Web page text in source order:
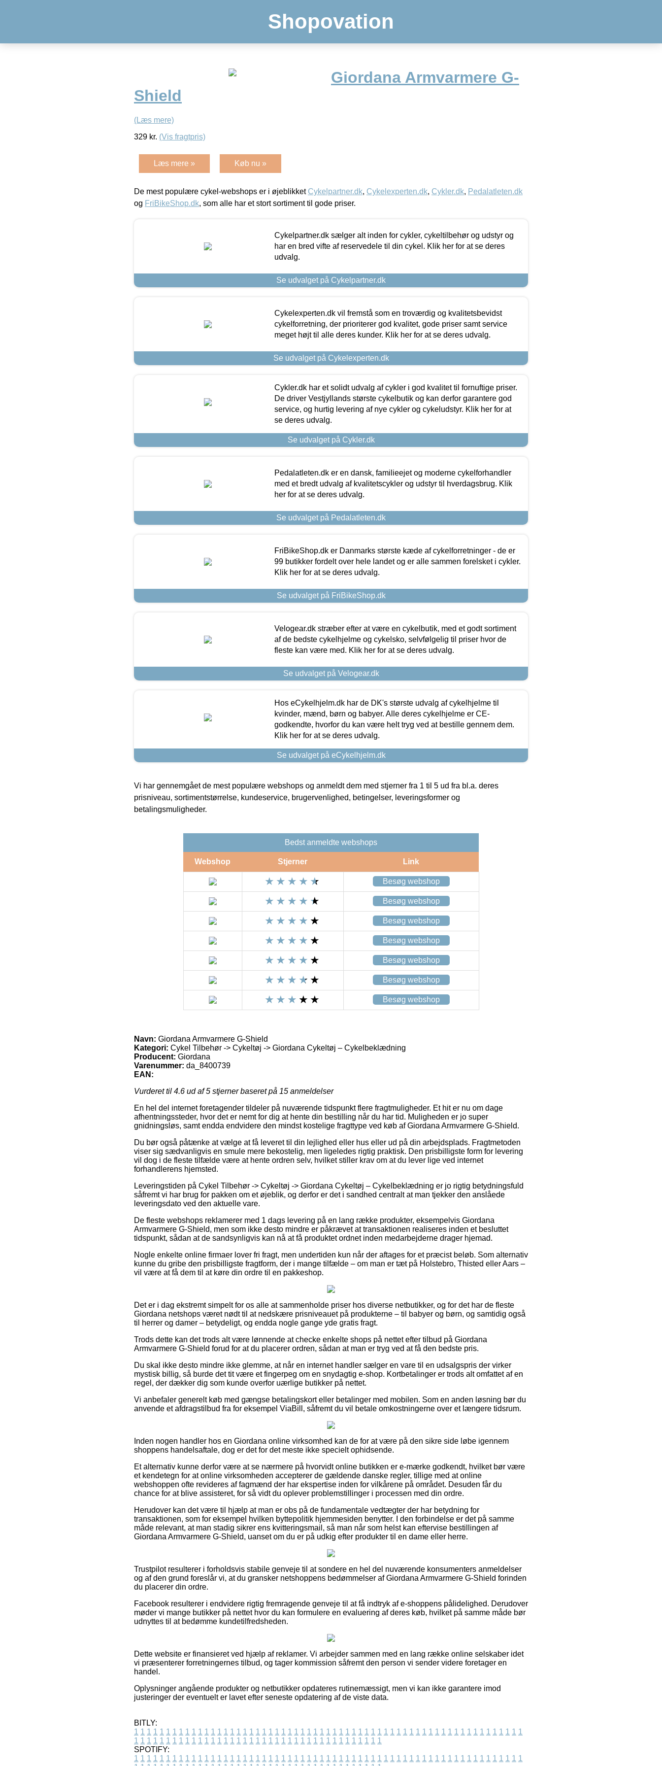
Shopovation
Giordana Armvarmere G-
Shield
(Læs mere)
329 kr. (Vis fragtpris)
Læs mere » Køb nu »
De mest populære cykel-webshops er i øjeblikket Cykelpartner.dk, Cykelexperten.dk, Cykler.dk, Pedalatleten.dk
og FriBikeShop.dk, som alle har et stort sortiment til gode priser.
Cykelpartner.dk sælger alt inden for cykler, cykeltilbehør og udstyr og
har en bred vifte af reservedele til din cykel. Klik her for at se deres
udvalg.
Se udvalget på Cykelpartner.dk
Cykelexperten.dk vil fremstå som en troværdig og kvalitetsbevidst
cykelforretning, der prioriterer god kvalitet, gode priser samt service
meget højt til alle deres kunder. Klik her for at se deres udvalg.
Se udvalget på Cykelexperten.dk
Cykler.dk har et solidt udvalg af cykler i god kvalitet til fornuftige priser.
De driver Vestjyllands største cykelbutik og kan derfor garantere god
service, og hurtig levering af nye cykler og cykeludstyr. Klik her for at
se deres udvalg.
Se udvalget på Cykler.dk
Pedalatleten.dk er en dansk, familieejet og moderne cykelforhandler
med et bredt udvalg af kvalitetscykler og udstyr til hverdagsbrug. Klik
her for at se deres udvalg.
Se udvalget på Pedalatleten.dk
FriBikeShop.dk er Danmarks største kæde af cykelforretninger - de er
99 butikker fordelt over hele landet og er alle sammen forelsket i cykler.
Klik her for at se deres udvalg.
Se udvalget på FriBikeShop.dk
Velogear.dk stræber efter at være en cykelbutik, med et godt sortiment
af de bedste cykelhjelme og cykelsko, selvfølgelig til priser hvor de
fleste kan være med. Klik her for at se deres udvalg.
Se udvalget på Velogear.dk
Hos eCykelhjelm.dk har de DK's største udvalg af cykelhjelme til
kvinder, mænd, børn og babyer. Alle deres cykelhjelme er CE-
godkendte, hvorfor du kan være helt tryg ved at bestille gennem dem.
Klik her for at se deres udvalg.
Se udvalget på eCykelhjelm.dk
Vi har gennemgået de mest populære webshops og anmeldt dem med stjerner fra 1 til 5 ud fra bl.a. deres
prisniveau, sortimentstørrelse, kundeservice, brugervenlighed, betingelser, leveringsformer og
betalingsmuligheder.
Bedst anmeldte webshops
Webshop Stjerner Link
Besøg webshop
Besøg webshop
Besøg webshop
Besøg webshop
Besøg webshop
Besøg webshop
Besøg webshop
Navn: Giordana Armvarmere G-Shield
Kategori: Cykel Tilbehør -> Cykeltøj -> Giordana Cykeltøj – Cykelbeklædning
Producent: Giordana
Varenummer: da_8400739
EAN:
Vurderet til 4.6 ud af 5 stjerner baseret på 15 anmeldelser
En hel del internet foretagender tildeler på nuværende tidspunkt flere fragtmuligheder. Et hit er nu om dage
afhentningssteder, hvor det er nemt for dig at hente din bestilling når du har tid. Muligheden er jo super
gnidningsløs, samt endda endvidere den mindst kostelige fragttype ved køb af Giordana Armvarmere G-Shield.
Du bør også påtænke at vælge at få leveret til din lejlighed eller hus eller ud på din arbejdsplads. Fragtmetoden
viser sig sædvanligvis en smule mere bekostelig, men ligeledes rigtig praktisk. Den prisbilligste form for levering
vil dog i de fleste tilfælde være at hente ordren selv, hvilket stiller krav om at du lever lige ved internet
forhandlerens hjemsted.
Leveringstiden på Cykel Tilbehør -> Cykeltøj -> Giordana Cykeltøj – Cykelbeklædning er jo rigtig betydningsfuld
såfremt vi har brug for pakken om et øjeblik, og derfor er det i sandhed centralt at man tjekker den anslåede
leveringsdato ved den aktuelle vare.
De fleste webshops reklamerer med 1 dags levering på en lang række produkter, eksempelvis Giordana
Armvarmere G-Shield, men som ikke desto mindre er påkrævet at transaktionen realiseres inden et besluttet
tidspunkt, sådan at de sandsynligvis kan nå at få produktet ordnet inden medarbejderne drager hjemad.
Nogle enkelte online firmaer lover fri fragt, men undertiden kun når der aftages for et præcist beløb. Som alternativ
kunne du gribe den prisbilligste fragtform, der i mange tilfælde – om man er tæt på Holstebro, Thisted eller Aars –
vil være at få dem til at køre din ordre til en pakkeshop.
Det er i dag ekstremt simpelt for os alle at sammenholde priser hos diverse netbutikker, og for det har de fleste
Giordana netshops været nødt til at nedskære prisniveauet på produkterne – til babyer og børn, og samtidig også
til herrer og damer – betydeligt, og endda nogle gange yde gratis fragt.
Trods dette kan det trods alt være lønnende at checke enkelte shops på nettet efter tilbud på Giordana
Armvarmere G-Shield forud for at du placerer ordren, sådan at man er tryg ved at få den bedste pris.
Du skal ikke desto mindre ikke glemme, at når en internet handler sælger en vare til en udsalgspris der virker
mystisk billig, så burde det tit være et fingerpeg om en snydagtig e-shop. Kortbetalinger er trods alt omfattet af en
regel, der dækker dig som kunde overfor uærlige butikker på nettet.
Vi anbefaler generelt køb med gængse betalingskort eller betalinger med mobilen. Som en anden løsning bør du
anvende et afdragstilbud fra for eksempel ViaBill, såfremt du vil betale omkostningerne over et længere tidsrum.
Inden nogen handler hos en Giordana online virksomhed kan de for at være på den sikre side løbe igennem
shoppens handelsaftale, dog er det for det meste ikke specielt ophidsende.
Et alternativ kunne derfor være at se nærmere på hvorvidt online butikken er e-mærke godkendt, hvilket bør være
et kendetegn for at online virksomheden accepterer de gældende danske regler, tillige med at online
webshoppen ofte revideres af fagmænd der har ekspertise inden for vilkårene på området. Desuden får du
chance for at blive assisteret, for så vidt du oplever problemstillinger i processen med din ordre.
Herudover kan det være til hjælp at man er obs på de fundamentale vedtægter der har betydning for
transaktionen, som for eksempel hvilken byttepolitik hjemmesiden benytter. I den forbindelse er det på samme
måde relevant, at man stadig sikrer ens kvitteringsmail, så man når som helst kan eftervise bestillingen af
Giordana Armvarmere G-Shield, uanset om du er på udkig efter produkter til en dame eller herre.
Trustpilot resulterer i forholdsvis stabile genveje til at sondere en hel del nuværende konsumenters anmeldelser
og af den grund foreslår vi, at du gransker netshoppens bedømmelser af Giordana Armvarmere G-Shield forinden
du placerer din ordre.
Facebook resulterer i endvidere rigtig fremragende genveje til at få indtryk af e-shoppens pålidelighed. Derudover
møder vi mange butikker på nettet hvor du kan formulere en evaluering af deres køb, hvilket på samme måde bør
udnyttes til at bedømme kundetilfredsheden.
Dette website er finansieret ved hjælp af reklamer. Vi arbejder sammen med en lang række online selskaber idet
vi præsenterer forretningernes tilbud, og tager kommission såfremt den person vi sender videre foretager en
handel.
Oplysninger angående produkter og netbutikker opdateres rutinemæssigt, men vi kan ikke garantere imod
justeringer der eventuelt er lavet efter seneste opdatering af de viste data.
BITLY:
1 1 1 1 1 1 1 1 1 1 1 1 1 1 1 1 1 1 1 1 1 1 1 1 1 1 1 1 1 1 1 1 1 1 1 1 1 1 1 1 1 1 1 1 1 1 1 1 1 1 1 1 1 1 1 1 1 1 1 1 1
1 1 1 1 1 1 1 1 1 1 1 1 1 1 1 1 1 1 1 1 1 1 1 1 1 1 1 1 1 1 1 1 1 1 1 1 1 1 1
SPOTIFY:
1 1 1 1 1 1 1 1 1 1 1 1 1 1 1 1 1 1 1 1 1 1 1 1 1 1 1 1 1 1 1 1 1 1 1 1 1 1 1 1 1 1 1 1 1 1 1 1 1 1 1 1 1 1 1 1 1 1 1 1 1